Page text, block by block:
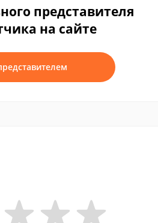
представителя
на сайте